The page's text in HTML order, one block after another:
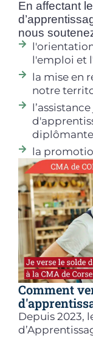
En affectant
nous
l'emploi et
la mise en
notre
la
Comment
Depuis 2023,